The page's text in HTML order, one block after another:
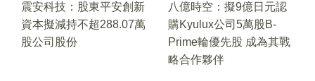
震安科技：股東平安創新
資本擬減持不超288.07萬
股公司股份
八億時空：擬9億日元認
購Kyulux公司5萬股B-
Prime輪優先股 成為其戰
略合作夥伴